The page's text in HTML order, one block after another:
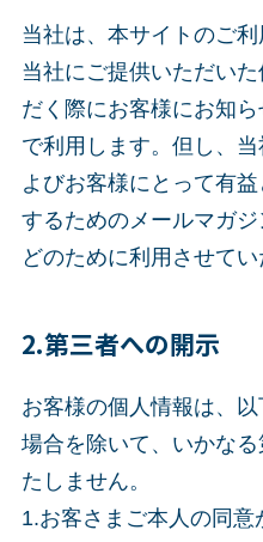
当社は、本サイトのご
当社にご提供いただい
だく際にお客様にお知
で利用します。但し、
よびお客様にとって有
するためのメールマガ
どのために利用させてい
2.第三者への開示
お客様の個人情報は、
場合を除いて、いかな
たしません。
1.お客さまご本人の同意